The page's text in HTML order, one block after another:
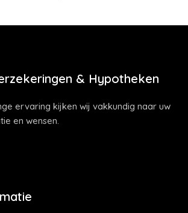
& Hypotheken
ervaring kijken wij vakkundig naar uw
en wensen.